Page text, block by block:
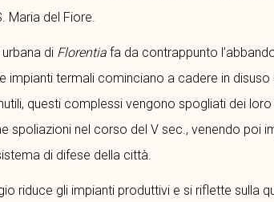
Maria del Fiore.
di Florentia fa da contrappunto
impianti termali cominciano a cadere in
questi complessi vengono spogliati dei
spoliazioni nel corso del V sec., venendo poi
di difese della città.
riduce gli impianti produttivi e si riflette sulla